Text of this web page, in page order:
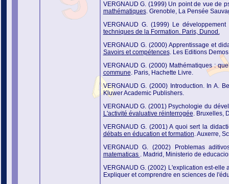
VERGNAUD G. (1999) Un point de vue de
mathématiques. Grenoble, La Pensée
VERGNAUD G. (1999) Le
techniques de la Formation. Paris, Dunod.
VERGNAUD G. (2000) Apprentissage et
Savoirs et compétences. Les Editions
VERGNAUD G. (2000) Mathématiques :
commune. Paris, Hachette Livre.
VERGNAUD G. (2000) Introduction. In A.
Kluwer Academic Publishers.
VERGNAUD G. (2001) Psychologie du
L'activité évaluative réinterrogée. Bruxelles,
VERGNAUD G. (2001) A quoi sert la
débats en éducation et formation. Auxerre,
VERGNAUD G. (2002) Problemas
matematicas . Madrid, Ministerio de
VERGNAUD G. (2002) L'explication est-
Expliquer et comprendre en sciences de